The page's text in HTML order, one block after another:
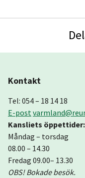
Kontakt
Tel: 054 – 18 14 18
E-post
Kansliets öppettider:
Måndag – torsdag
08.00 – 14.30
Fredag 09.00– 13.30
OBS! Bokade besök.